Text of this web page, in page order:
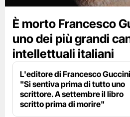
È morto Francesco
uno dei più grandi
intellettuali italiani
L'editore di Francesco
"Si sentiva prima di tutto uno
scrittore. A settembre il libro
scritto prima di morire"